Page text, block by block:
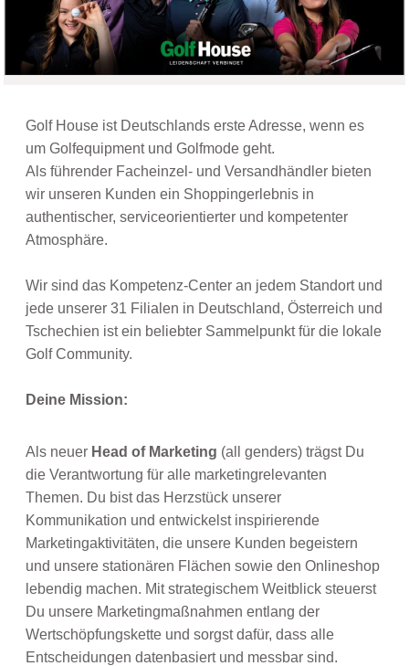
Golf House ist Deutschlands erste Adresse, wenn es
um Golfequipment und Golfmode geht.
Als führender Facheinzel- und Versandhändler bieten
wir unseren Kunden ein Shoppingerlebnis in
authentischer, serviceorientierter und kompetenter
Atmosphäre.
Wir sind das Kompetenz-Center an jedem Standort und
jede unserer 31 Filialen in Deutschland, Österreich und
Tschechien ist ein beliebter Sammelpunkt für die lokale
Golf Community.
Deine Mission:
Als neuer Head of Marketing (all genders) trägst Du
die Verantwortung für alle marketingrelevanten
Themen. Du bist das Herzstück unserer
Kommunikation und entwickelst inspirierende
Marketingaktivitäten, die unsere Kunden begeistern
und unsere stationären Flächen sowie den Onlineshop
lebendig machen. Mit strategischem Weitblick steuerst
Du unsere Marketingmaßnahmen entlang der
Wertschöpfungskette und sorgst dafür, dass alle
Entscheidungen datenbasiert und messbar sind.